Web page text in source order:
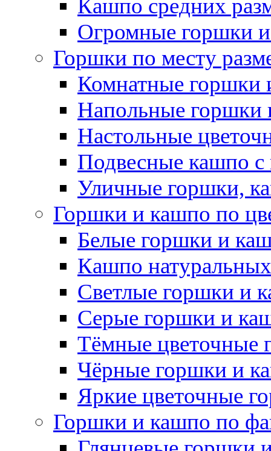
Кашпо средних
Огромные горшки
Горшки по месту
Комнатные горшки
Напольные горшки
Настольные
Подвесные кашпо с
Уличные горшки,
Горшки и кашпо по
Белые горшки и
Кашпо
Светлые горшки и
Серые горшки и
Тёмные цветочные
Чёрные горшки и
Яркие цветочные
Горшки и кашпо по